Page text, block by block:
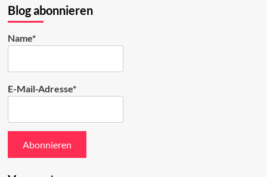
ansehen
Blog abonnieren
Name*
E-Mail-Adresse*